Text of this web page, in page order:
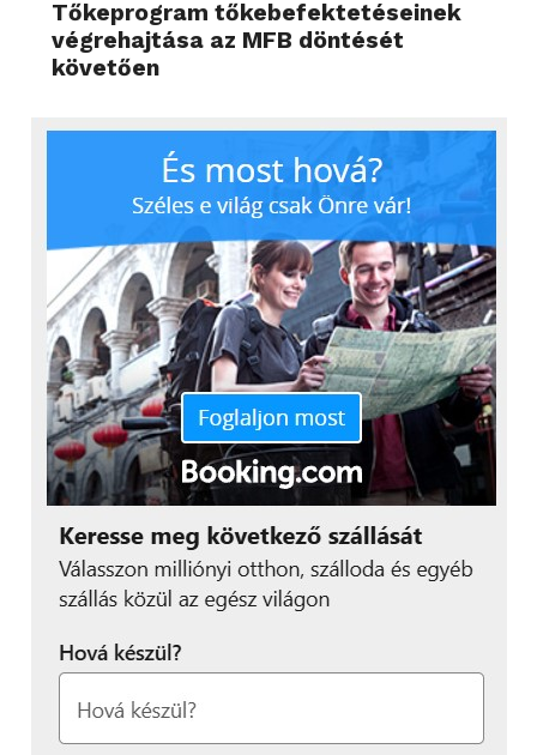
Tőkeprogram tőkebefektetéseinek
végrehajtása az MFB döntését
követően